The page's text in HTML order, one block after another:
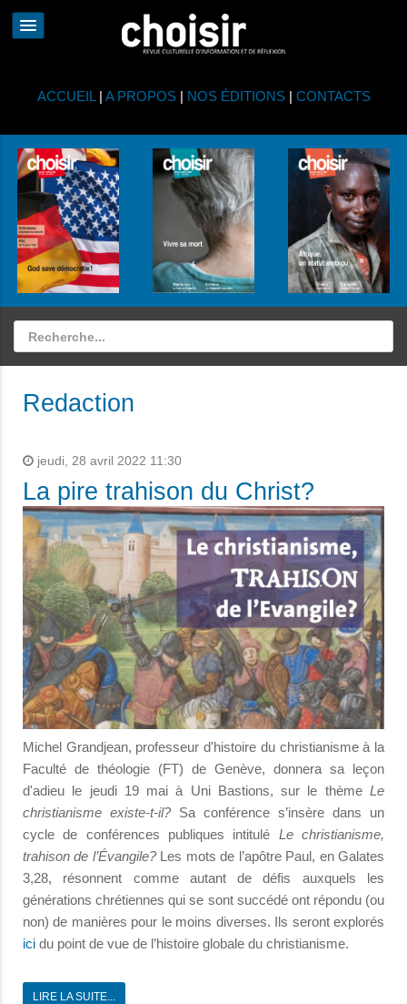
ACCUEIL | A PROPOS| NOS ÉDITIONS| CONTACTS
Redaction
jeudi, 28 avril 2022 11:30
La pire trahison du Christ?
Michel Grandjean, professeur d'histoire du christianisme à la
Faculté de théologie (FT) de Genève, donnera sa leçon
d'adieu le jeudi 19 mai à Uni Bastions, sur le thème Le
christianisme existe-t-il?Sa conférence s’insère dans un
cycle de conférences publiques intitulé Le christianisme,
trahison de l’Évangile? Les mots de l’apôtre Paul, en Galates
3,28, résonnent comme autant de défis auxquels les
générations chrétiennes qui se sont succédé ont répondu (ou
non) de manières pour le moins diverses. Ils seront explorés
ici du point de vue de l’histoire globale du christianisme.
LIRE LA SUITE...